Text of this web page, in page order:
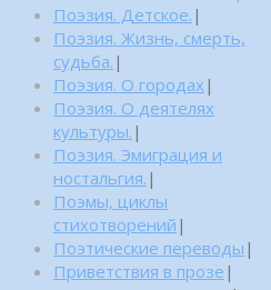
Поэзия. Детское. |
Поэзия. Жизнь, смерть,
судьба. |
Поэзия. О городах |
Поэзия. О деятелях
культуры. |
Поэзия. Эмиграция и
ностальгия. |
Поэмы, циклы
стихотворений |
Поэтические переводы |
Приветствия в прозе |